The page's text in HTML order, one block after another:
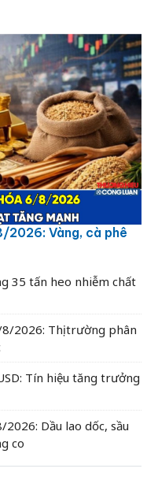
2026: Vàng, cà phê
35 tấn heo nhiễm chất
2026: Thị trường phân
Tín hiệu tăng trưởng
Dầu lao dốc, sầu
co